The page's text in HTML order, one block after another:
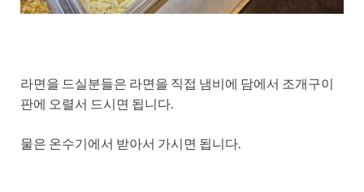
라면을 드실분들은 라면을 직접 냄비에 담에서 조개구이
판에 오렬서 드시면 됩니다.
물은 온수기에서 받아서 가시면 됩니다.